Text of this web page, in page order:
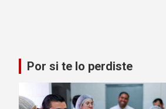
Por si te lo perdiste